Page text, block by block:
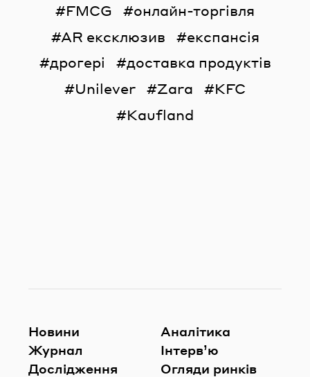
FMCG
онлайн-торгівля
AR ексклюзив
експансія
дрогері
доставка продуктів
Unilever
Zara
KFC
Kaufland
Новини
Журнал
Дослідження
Аналітика
Інтерв’ю
Огляди ринків